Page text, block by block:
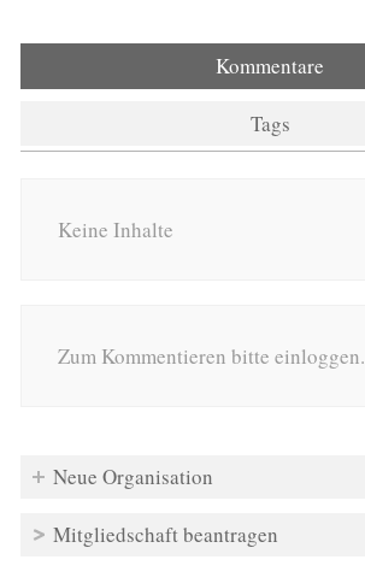
Kommentare
Tags
Keine Inhalte
Zum Kommentieren bitte einloggen.
Neue Organisation
Mitgliedschaft beantragen